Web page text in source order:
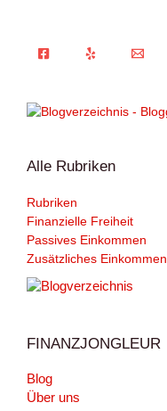
Alle Rubriken
Rubriken
Finanzielle Freiheit
Passives Einkommen
Zusätzliches Einkommen
FINANZJONGLEUR
Blog
Über uns